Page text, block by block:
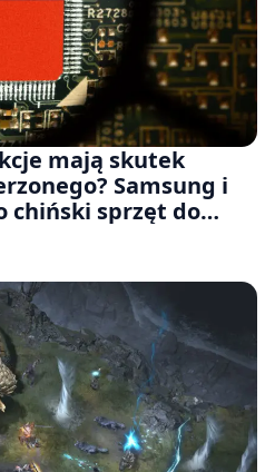
mają skutek
Samsung i
chiński sprzęt do